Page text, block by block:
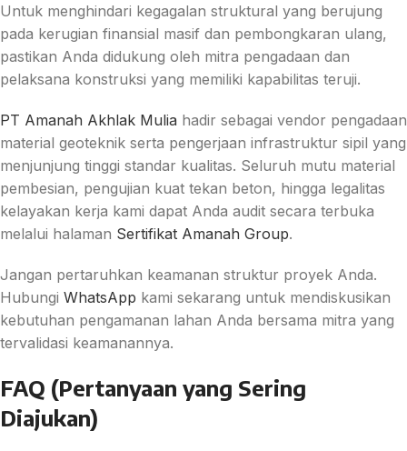
Untuk menghindari kegagalan struktural yang berujung
pada kerugian finansial masif dan pembongkaran ulang,
pastikan Anda didukung oleh mitra pengadaan dan
pelaksana konstruksi yang memiliki kapabilitas teruji.
PT Amanah Akhlak Mulia hadir sebagai vendor pengadaan
material geoteknik serta pengerjaan infrastruktur sipil yang
menjunjung tinggi standar kualitas. Seluruh mutu material
pembesian, pengujian kuat tekan beton, hingga legalitas
kelayakan kerja kami dapat Anda audit secara terbuka
melalui halaman Sertifikat Amanah Group.
Jangan pertaruhkan keamanan struktur proyek Anda.
Hubungi WhatsApp kami sekarang untuk mendiskusikan
kebutuhan pengamanan lahan Anda bersama mitra yang
tervalidasi keamanannya.
FAQ (Pertanyaan yang Sering
Diajukan)